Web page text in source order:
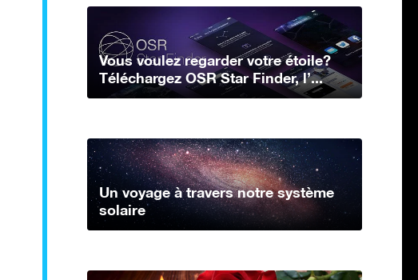
Vous voulez regarder votre étoile?
Téléchargez OSR Star Finder, l’...
Un voyage à travers notre système
solaire